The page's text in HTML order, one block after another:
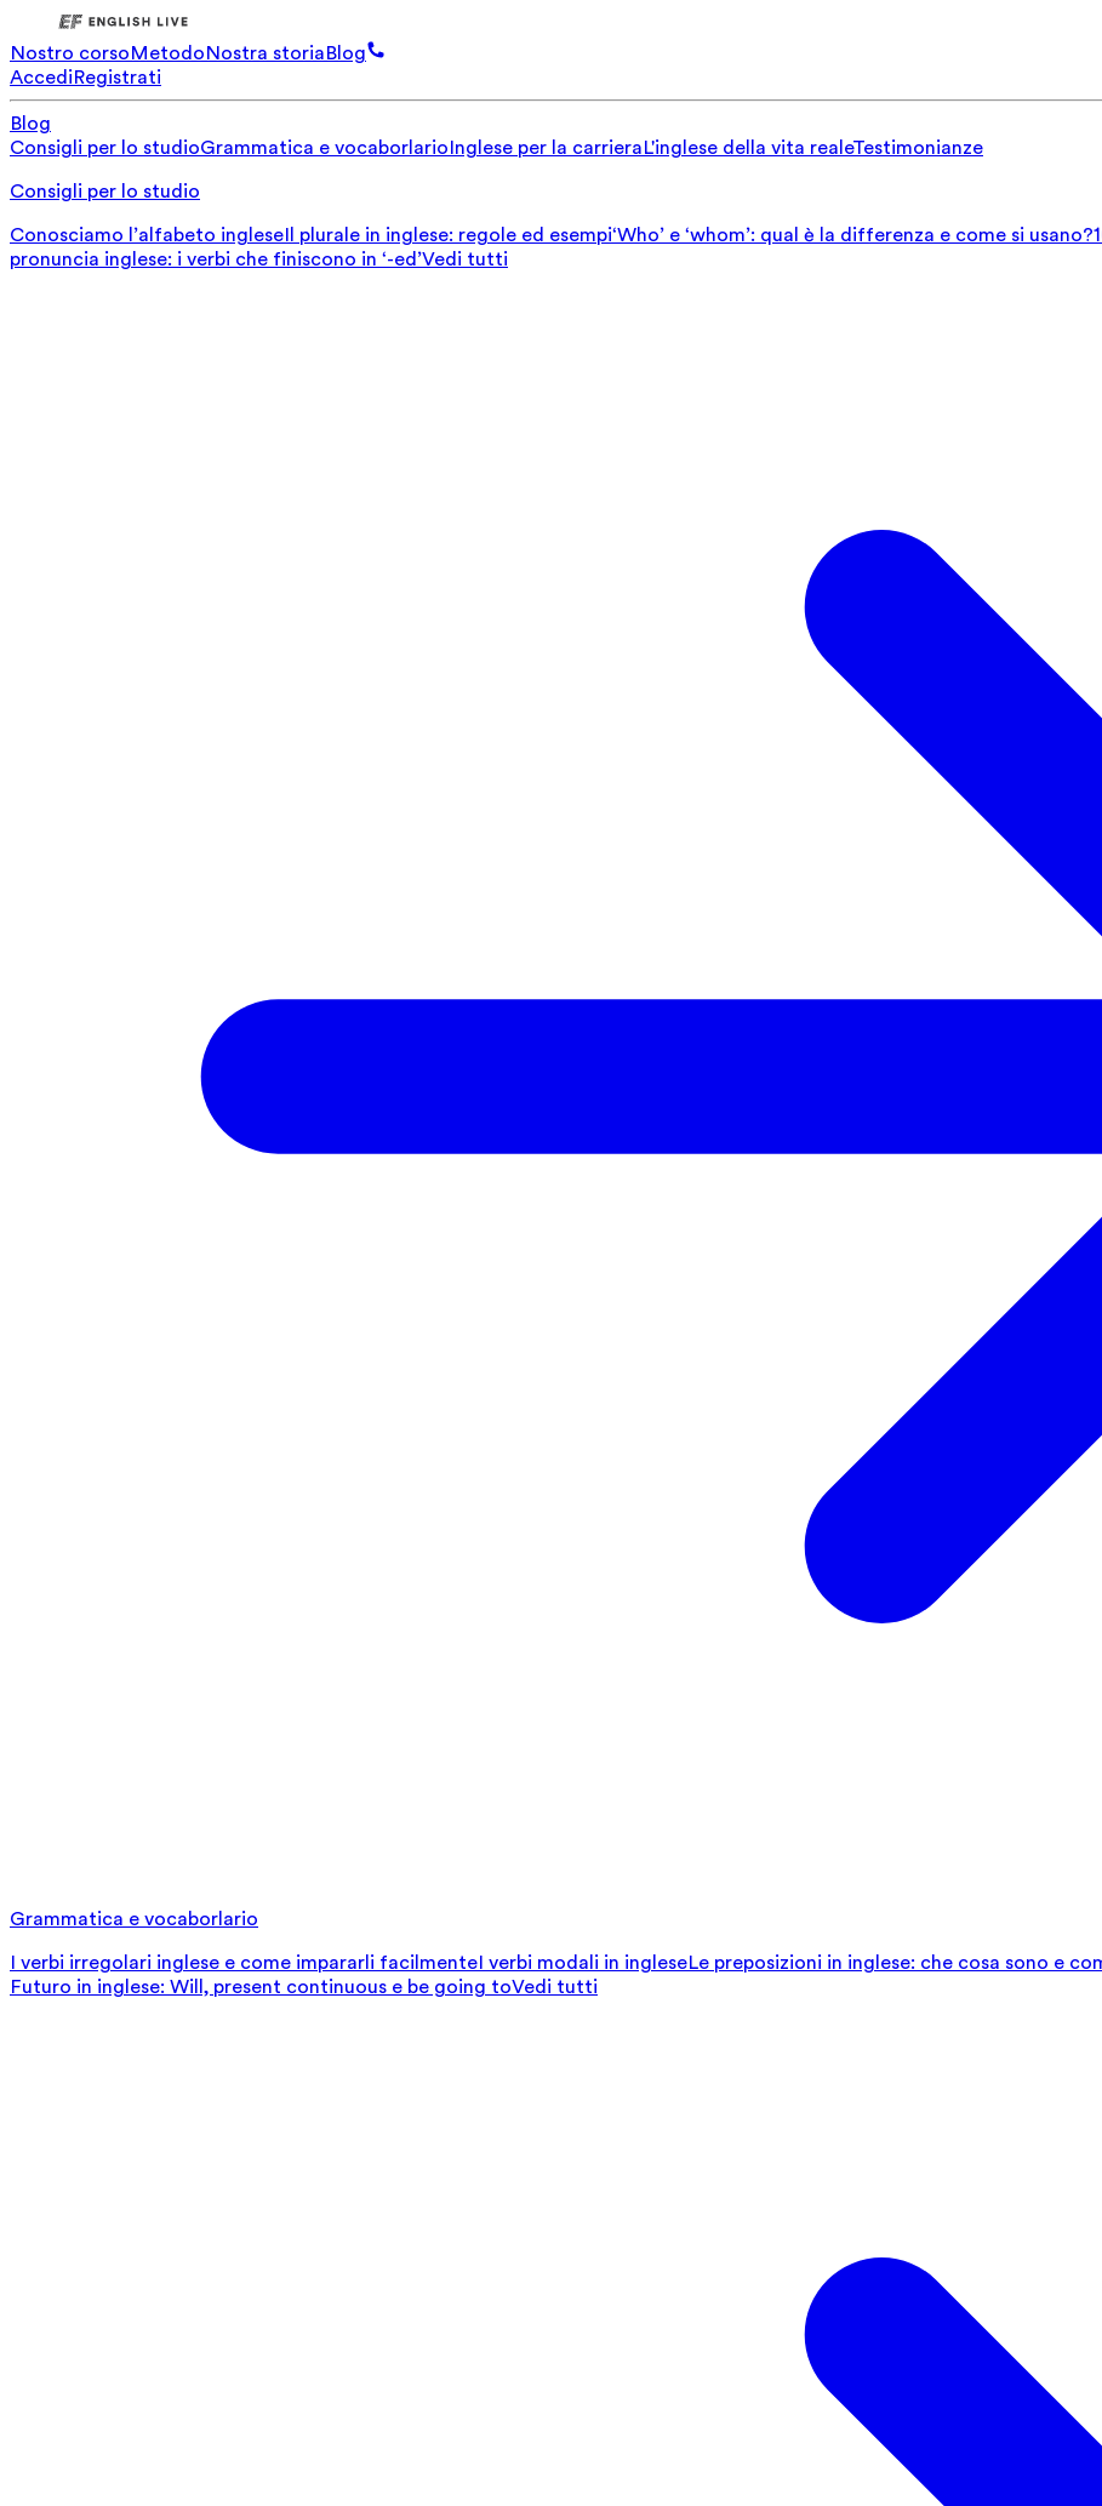
Nostro corsoMetodoNostra storiaBlog
AccediRegistrati
Blog
Consigli per lo studioGrammatica e vocaborlarioInglese per la carrieraL'inglese della vita realeTestimonianze
Consigli per lo studio
Conosciamo l’alfabeto ingleseIl plurale in inglese: regole ed esempi‘Who’ e ‘whom’: qual è la differenza e come si usano?
pronuncia inglese: i verbi che finiscono in ‘-ed’Vedi tutti
Grammatica e vocaborlario
I verbi irregolari inglese e come impararli facilmenteI verbi modali in ingleseLe preposizioni in inglese: che cosa sono e
Futuro in inglese: Will, present continuous e be going toVedi tutti